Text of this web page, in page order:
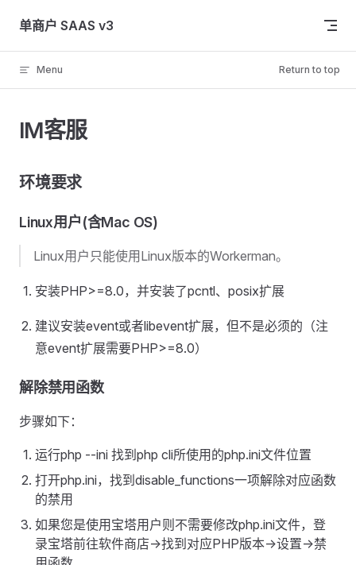
Skip to content
单商户 SAAS v3
Menu Return to top
IM客服
环境要求
Linux用户(含Mac OS)
Linux用户只能使用Linux版本的Workerman。
安装PHP>=8.0，并安装了pcntl、posix扩展
建议安装event或者libevent扩展，但不是必须的（注
意event扩展需要PHP>=8.0）
解除禁用函数
步骤如下：
运行php --ini 找到php cli所使用的php.ini文件位置
打开php.ini，找到disable_functions一项解除对应函数
的禁用
如果您是使用宝塔用户则不需要修改php.ini文件，登
录宝塔前往软件商店->找到对应PHP版本->设置->禁